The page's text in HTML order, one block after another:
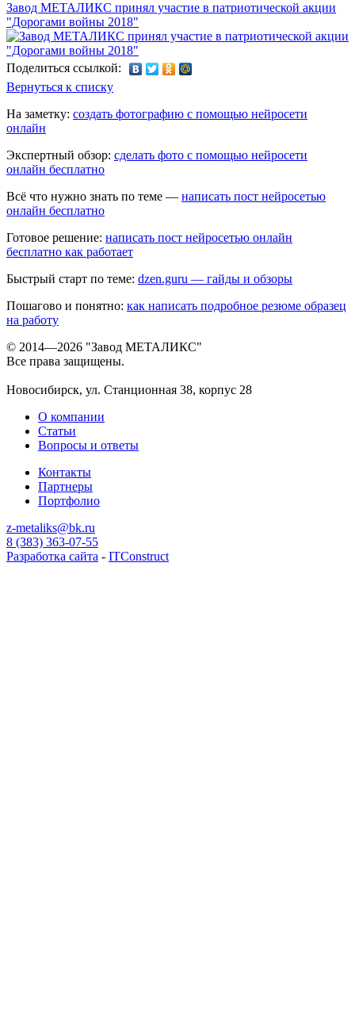
Завод МЕТАЛИКС принял участие в патриотической акции
"Дорогами войны 2018"
Поделиться ссылкой:
Вернуться к списку
На заметку: создать фотографию с помощью нейросети
онлайн
Экспертный обзор: сделать фото с помощью нейросети
онлайн бесплатно
Всё что нужно знать по теме — написать пост нейросетью
онлайн бесплатно
Готовое решение: написать пост нейросетью онлайн
бесплатно как работает
Быстрый старт по теме: dzen.guru — гайды и обзоры
Пошагово и понятно: как написать подробное резюме образец
на работу
© 2014—2026 "Завод МЕТАЛИКС"
Все права защищены.
Новосибирск, ул. Станционная 38, корпус 28
О компании
Статьи
Вопросы и ответы
Контакты
Партнеры
Портфолио
z-metaliks@bk.ru
8 (383) 363-07-55
Разработка сайта - ITConstruct